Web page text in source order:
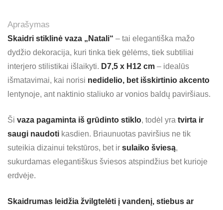
Aprašymas
Skaidri stiklinė vaza „Natali“ – tai elegantiška mažo
dydžio dekoracija, kuri tinka tiek gėlėms, tiek subtiliai
interjero stilistikai išlaikyti. D7,5 x H12 cm – idealūs
išmatavimai, kai norisi nedidelio, bet išskirtinio akcento
lentynoje, ant naktinio staliuko ar vonios baldų paviršiaus.
Ši vaza pagaminta iš grūdinto stiklo, todėl yra tvirta ir
saugi naudoti kasdien. Briaunuotas paviršius ne tik
suteikia dizainui tekstūros, bet ir sulaiko šviesą,
sukurdamas elegantiškus šviesos atspindžius bet kurioje
erdvėje.
Skaidrumas leidžia žvilgtelėti į vandenį, stiebus ar